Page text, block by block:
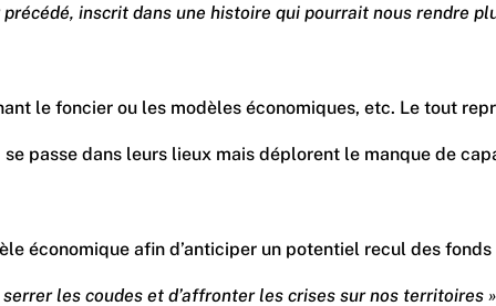
précédé, inscrit dans une histoire qui pourrait nous rendre
le foncier ou les modèles économiques, etc. Le tout
passe dans leurs lieux mais déplorent le manque de
économique afin d’anticiper un potentiel recul des
les coudes et d’affronter les crises sur nos territoires